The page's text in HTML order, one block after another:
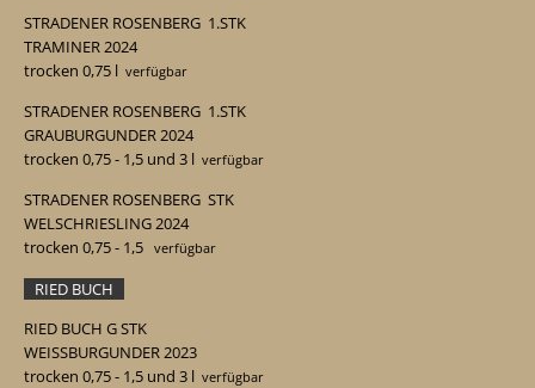
STRADENER ROSENBERG 1.STK
TRAMINER 2024
trocken 0,75 l verfügbar
STRADENER ROSENBERG 1.STK
GRAUBURGUNDER 2024
trocken 0,75 - 1,5 und 3 l verfügbar
STRADENER ROSENBERG STK
WELSCHRIESLING 2024
trocken 0,75 - 1,5
verfügbar
RIED BUCH
RIED BUCH G STK
WEISSBURGUNDER 2023
trocken 0,75 - 1,5 und 3 l verfügbar